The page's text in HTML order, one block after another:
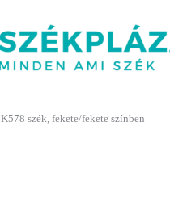
K578 szék, fekete/fekete színben